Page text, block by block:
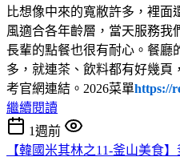
比想像中來的寬敝許多，裡面
風適合各年齡層，當天服務我
長輩的點餐也很有耐心。餐廳
多，就連茶、飲料都有好幾頁
考官網連結。2026菜單https://
繼續閱讀
1週前
【韓國米其林之11-釜山美食